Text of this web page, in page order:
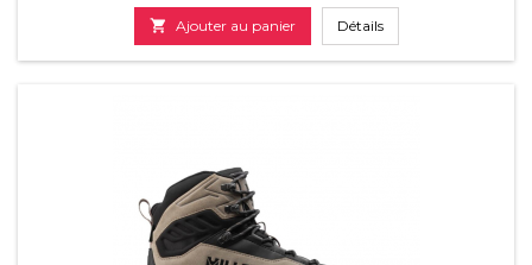
de
base
 Ajouter au panier Détails